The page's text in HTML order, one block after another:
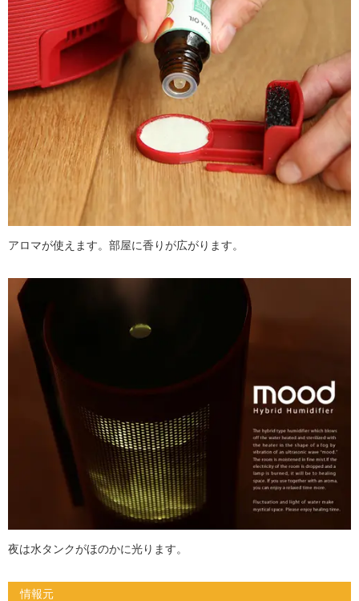
アロマが使えます。部屋に香りが広がります。
夜は水タンクがほのかに光ります。
情報元